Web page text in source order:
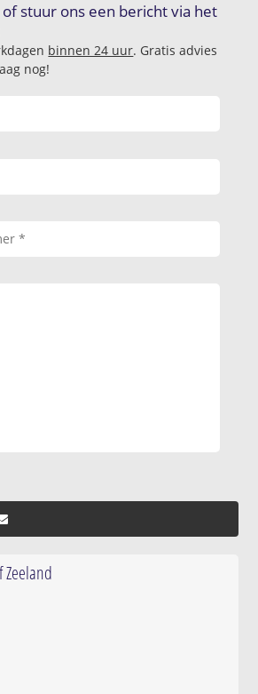
of stuur ons een bericht via het
binnen 24 uur. Gratis advies
nog!